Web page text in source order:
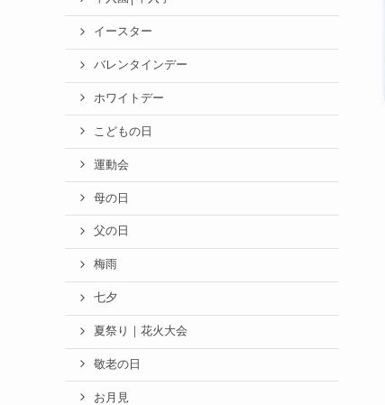
イースター
バレンタインデー
ホワイトデー
こどもの日
運動会
母の日
父の日
梅雨
七夕
夏祭り｜花火大会
敬老の日
お月見